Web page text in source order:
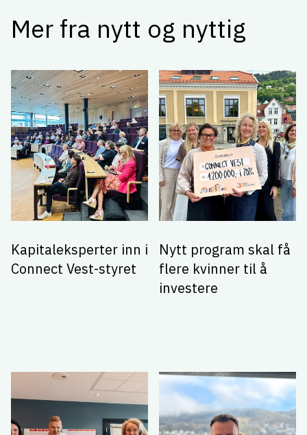
Mer fra nytt og nyttig
Kapitaleksperter inn i
Connect Vest-styret
Nytt program skal få
flere kvinner til å
investere